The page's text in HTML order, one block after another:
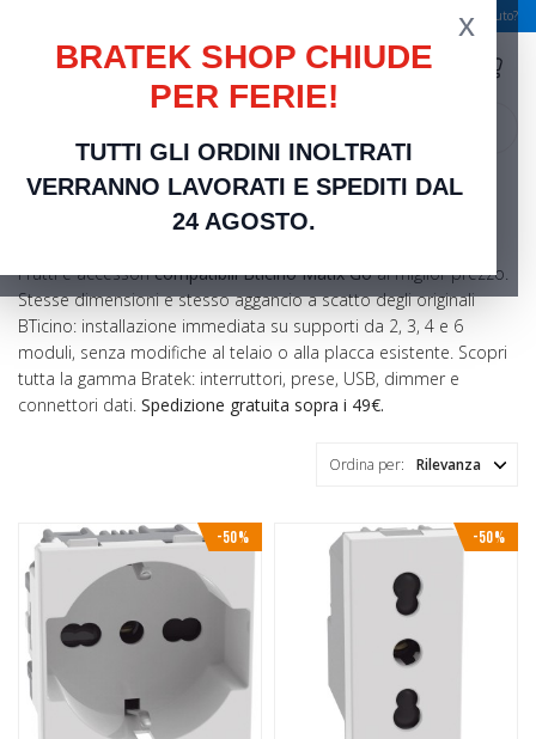
Serve aiuto?
x
BRATEK SHOP CHIUDE
PER FERIE!
TUTTI GLI ORDINI INOLTRATI
VERRANNO LAVORATI E SPEDITI DAL
24 AGOSTO.
Home Frutti Elettrici Serie Civili Compatibili bticino MatixGO
Compatibili Bticino MatixGO
Frutti e accessoricompatibili Bticino Matix Goal miglior prezzo.
Stesse dimensioni e stesso aggancio a scatto degli originali
BTicino: installazione immediata su supporti da 2, 3, 4 e 6
moduli, senza modifiche al telaio o alla placca esistente. Scopri
tutta la gamma Bratek: interruttori, prese, USB, dimmer e
connettori dati. Spedizione gratuita sopra i 49€.
Ordina per: Rilevanza
-50% -50%